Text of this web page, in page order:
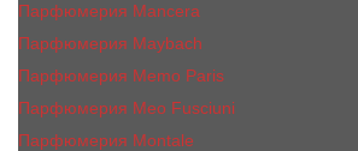
Парфюмерия Mancera
Парфюмерия Maybach
Парфюмерия Memo Paris
Парфюмерия Meo Fusciuni
Парфюмерия Montale